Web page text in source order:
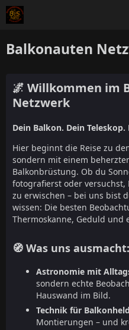
Balkonauten
🌌 Willkommen im
Netzwerk
Dein Balkon. Dein
Hier beginnt die Reise zu
sondern mit einem
Balkonbrüstung. Ob du
fotografierst oder versuchst,
zu erwischen – bei uns bist
wissen: Die besten
Thermoskanne, Geduld und
🧭 Was uns ausmacht:
Astronomie mit
sondern echte
Hauswand im Bild.
Technik für
Montierungen – und